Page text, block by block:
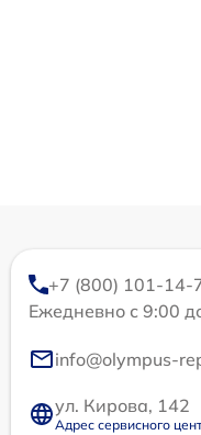
+7 (800) 101-14-
Ежедневно с 9:00
info@olympus-
ул. Кирова, 142
Адрес сервисного